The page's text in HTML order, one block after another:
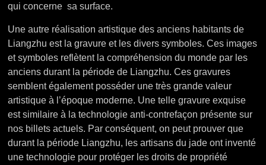
qui concerne sa surface.
Une autre réalisation artistique des anciens habitants de
Liangzhu est la gravure et les divers symboles. Ces images
et symboles reflètent la compréhension du monde par les
anciens durant la période de Liangzhu. Ces gravures
semblent également posséder une très grande valeur
artistique à l’époque moderne. Une telle gravure exquise
est similaire à la technologie anti-contrefaçon présente sur
nos billets actuels. Par conséquent, on peut prouver que
durant la période Liangzhu, les artisans du jade ont inventé
une technologie pour protéger les droits de propriété